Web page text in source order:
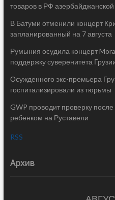
товаров в РФ
В Батуми отменили концерт
запланированный на 7 августа
Румыния осудила концерт
поддержку суверенитета
Осужденного экс-премьера
госпитализировали из тюрьмы
GWP проводит проверку
ребенком на Руставели
RSS
Архив